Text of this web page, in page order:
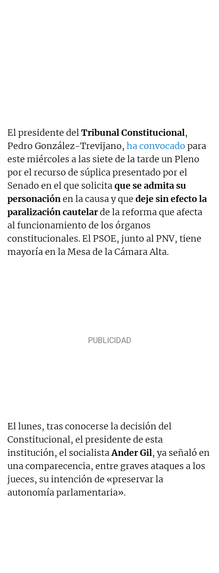
El presidente delTribunal Constitucional,
Pedro González-Trevijano, ha convocado para
este miércoles a las siete de la tarde un Pleno
por el recurso de súplica presentado por el
Senado en el que solicitaque se admita su
personaciónen la causa y que deje sin efecto la
paralización cautelarde la reforma que afecta
al funcionamiento de los órganos
constitucionales. El PSOE, junto al PNV, tiene
mayoría en la Mesa de la Cámara Alta.
El lunes, tras conocerse la decisión del
Constitucional, el presidente de esta
institución, el socialistaAnder Gil, ya señaló en
una comparecencia, entre graves ataques a los
jueces, su intención de «preservar la
autonomía parlamentaria».